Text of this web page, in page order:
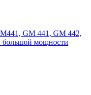
GM 441, GM 442,
мощности